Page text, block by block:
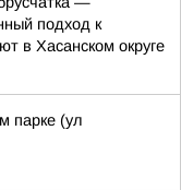
подход к
в Хасанском округе
парке (ул